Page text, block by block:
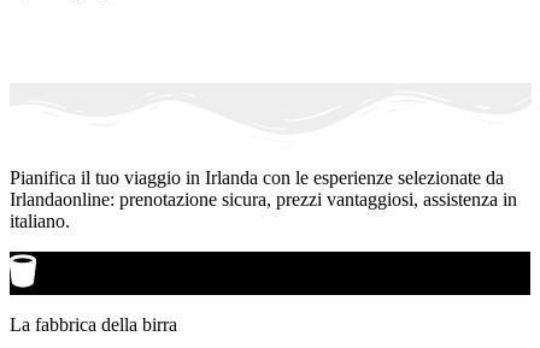
Pianifica il tuo viaggio in Irlanda con le esperienze selezionate da
Irlandaonline: prenotazione sicura, prezzi vantaggiosi, assistenza in
italiano.
La fabbrica della birra